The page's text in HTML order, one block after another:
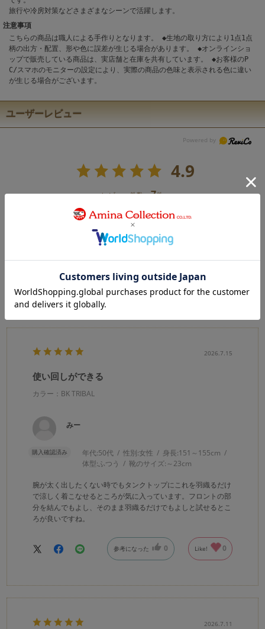
旅行や冷房対策などさまざまなシーンで活躍します。
注意事項
こちらの商品は職人による手作りとなります。 ◆生地の取り方により1点1点
柄の出方・配置、形や色に誤差が生じる場合があります。 ◆オンラインショ
ップで販売している商品は、実店舗と在庫を共有しています。 ◆お客様のP
C/スマホのモニターの設定により、実際の商品の色味と表示される色に違い
が生じる場合がございます。
ユーザーレビュー
4.9
レビュー件数：7件
絞り込み
2026.7.15
使い回しができる
カラー：BK TRIBAL
みー
購入確認済み 年代:50代 性別:女性 身長:151～155cm
体型:ふつう 靴のサイズ: ～23cm
腕が太く出したくない時でもタンクトップにこれを羽織るだけ
で涼しく着こなせるところが気に入っています。フロントの部
分を結んでもよし、そのまま羽織るだけでもよしと試せるとこ
ろが良いですね。
参考になった 0 Like! 0
2026.7.11